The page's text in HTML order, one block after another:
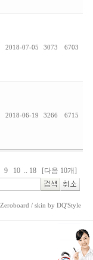
2018-07-05 3073 6703
2018-06-19 3266 6715
9 10 .. 18 [다음 10개]
Zeroboard / skin by DQ'Style